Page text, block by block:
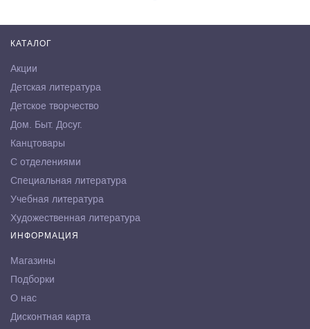
КАТАЛОГ
Акции
Детская литература
Детское творчество
Дом. Быт. Досуг.
Канцтовары
С отделениями
Специальная литература
Учебная литература
Художественная литература
ИНФОРМАЦИЯ
Магазины
Подборки
О нас
Дисконтная карта